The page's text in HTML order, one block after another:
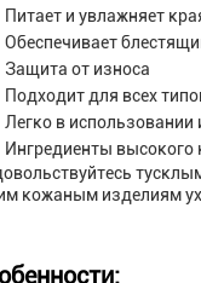
Питает и увлажняет
Обеспечивает
Защита от износа
Подходит для всех
Легко в использовании
Ингредиенты высокого
кожаным изделиям